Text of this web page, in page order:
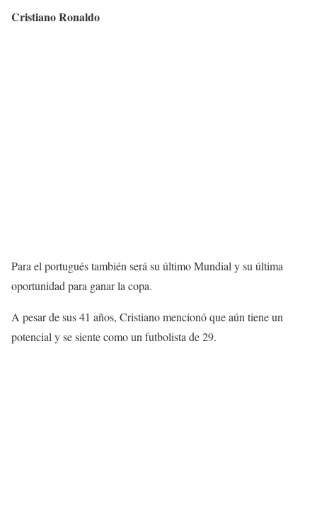
Cristiano Ronaldo
Para el portugués también será su último Mundial y su última
oportunidad para ganar la copa.
A pesar de sus 41 años, Cristiano mencionó que aún tiene un
potencial y se siente como un futbolista de 29.